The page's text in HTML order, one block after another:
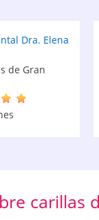
Dra. Elena
de Gran
carillas